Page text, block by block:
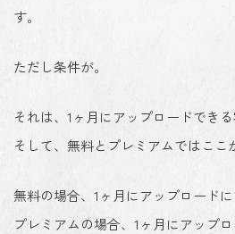
す。
ただし条件が。
それは、1ヶ月にアップロードでき
そして、無料とプレミアムではここ
無料の場合、1ヶ月にアップロードに
プレミアムの場合、1ヶ月にアップ